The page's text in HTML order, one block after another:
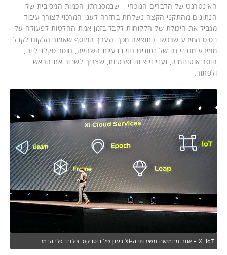
האינטרנט של הדברים הנוכחי – שבמסגרתו, הכמות המסיבית של
הנתונים מהתקני הקצה נשלחת בחזרה לענן המרכזי לצורך עיבוד –
מגביל את היכולת של הלקוחות לקבל בזמן אמת החלטות לפעולה על
בסיס המידע שרכשו. כתוצאה מכך, הערך המוסף שאמור הלקוח לקבל
ממידע מסיבי זה של נתונים רווי בבעיות השהייה, חוסר סקלביליות,
חוסר אוטונומיה, וענייני ציות ופרטיות, שצריך לשבור את הראש
ולפתור.
Xi IoT – אחד מחמישה משירותי ה-Xi בענן של נוטניקס. צילום: פלי הנמר